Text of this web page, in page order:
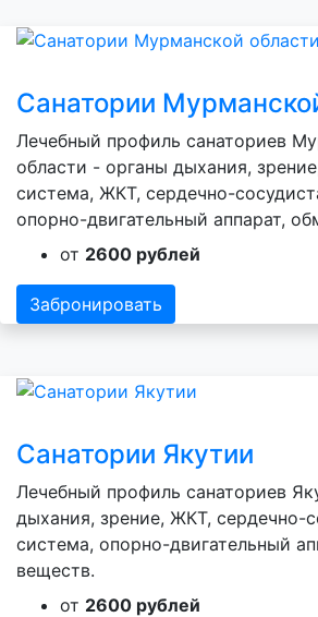
Санатории
Лечебный профиль санаториев
области - органы дыхания,
система, ЖКТ, сердечно-
опорно-двигательный аппарат,
от 2600 рублей
Забронировать
Санатории Якутии
Лечебный профиль санаториев
дыхания, зрение, ЖКТ, сердечно-
система, опорно-двигательный
веществ.
от 2600 рублей